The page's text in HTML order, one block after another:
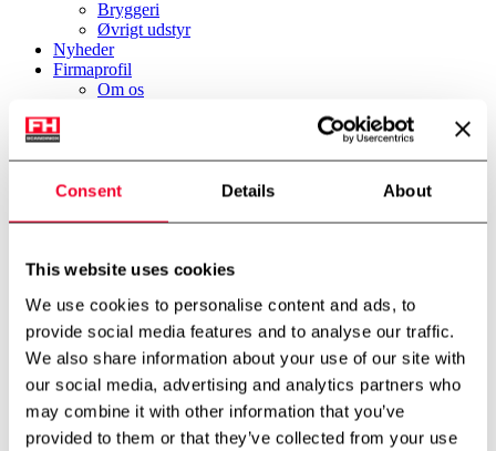
Consent Details About
This website uses cookies
We use cookies to personalise content and ads, to
provide social media features and to analyse our traffic.
We also share information about your use of our site with
our social media, advertising and analytics partners who
may combine it with other information that you’ve
provided to them or that they’ve collected from your use
Bryggeri
Øvrigt udstyr
Nyheder
Firmaprofil
Om os
Downloads
Job
FH Scandinox DK
Forside
Gerstenberg & Agger Højtrykspumpe
Tilbage til oversigt